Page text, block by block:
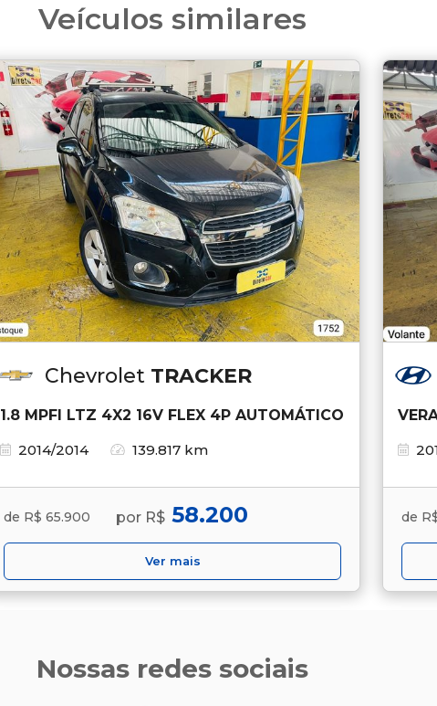
Veículos similares
Chevrolet TRACKER
1.8 MPFI LTZ 4X2 16V FLEX 4P AUTOMÁTICO
2014/2014
139.817 km
de R$ 65.900 por R$ 58.200
Ver mais
de
Nossas redes sociais